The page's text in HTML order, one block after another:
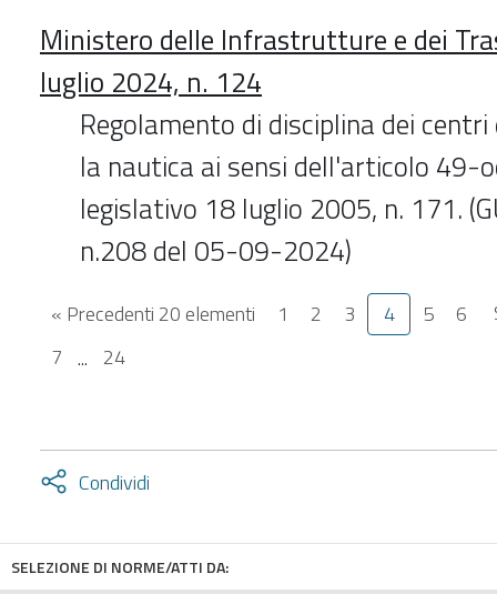
Ministero delle Infrastrutture e dei
luglio 2024, n. 124
Regolamento di disciplina dei
la nautica ai sensi dell'articolo 49-
legislativo 18 luglio 2005, n. 171.
n.208 del 05-09-2024)
« Precedenti 20 elementi 1 2 3 4 5
6
7 ... 24
Condividi
Attiva
SELEZIONE DI NORME/ATTI DA: